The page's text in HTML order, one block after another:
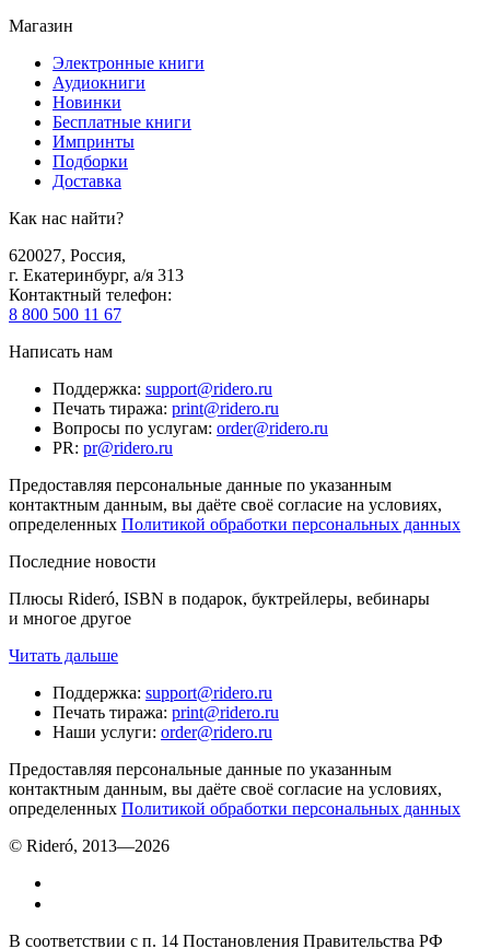
Магазин
Электронные книги
Аудиокниги
Новинки
Бесплатные книги
Импринты
Подборки
Доставка
Как нас найти?
620027, Россия,
г. Екатеринбург, а/я 313
Контактный телефон:
8 800 500 11 67
Написать нам
Поддержка: support@ridero.ru
Печать тиража: print@ridero.ru
Вопросы по услугам: order@ridero.ru
PR: pr@ridero.ru
Предоставляя персональные данные по указанным
контактным данным, вы даёте своё согласие на условиях,
определенных Политикой обработки персональных данных
Последние новости
Плюсы Rideró, ISBN в подарок, буктрейлеры, вебинары
и многое другое
Читать дальше
Поддержка: support@ridero.ru
Печать тиража: print@ridero.ru
Наши услуги: order@ridero.ru
Предоставляя персональные данные по указанным
контактным данным, вы даёте своё согласие на условиях,
определенных Политикой обработки персональных данных
© Rideró, 2013—2026
В соответствии с п. 14 Постановления Правительства РФ